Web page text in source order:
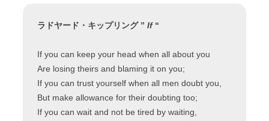
ラドヤード・キップリング ” If“
If you can keep your head when all about you
Are losing theirs and blaming it on you;
If you can trust yourself when all men doubt you,
But make allowance for their doubting too;
If you can wait and not be tired by waiting,